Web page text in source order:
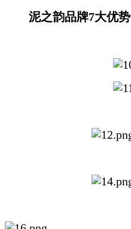
泥之韵品牌7大优势